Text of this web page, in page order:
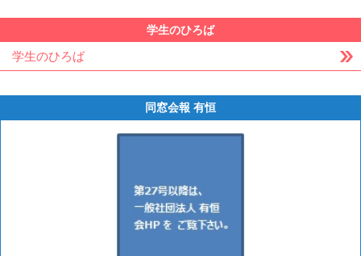
学生のひろば
学生のひろば
同窓会報 有恒